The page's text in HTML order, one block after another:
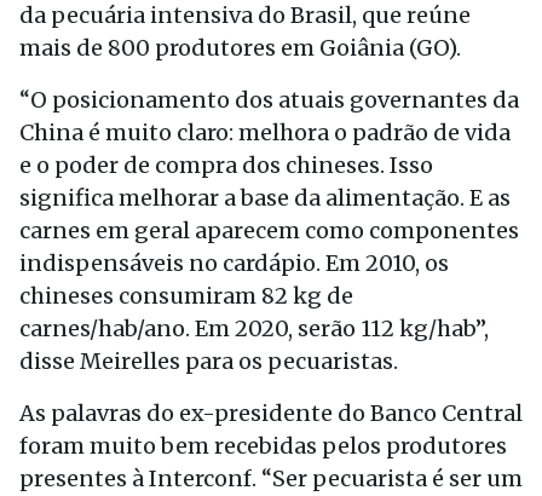
da pecuária intensiva do Brasil, que reúne
mais de 800 produtores em Goiânia (GO).
“O posicionamento dos atuais governantes da
China é muito claro: melhora o padrão de vida
e o poder de compra dos chineses. Isso
significa melhorar a base da alimentação. E as
carnes em geral aparecem como componentes
indispensáveis no cardápio. Em 2010, os
chineses consumiram 82 kg de
carnes/hab/ano. Em 2020, serão 112 kg/hab”,
disse Meirelles para os pecuaristas.
As palavras do ex-presidente do Banco Central
foram muito bem recebidas pelos produtores
presentes à Interconf. “Ser pecuarista é ser um